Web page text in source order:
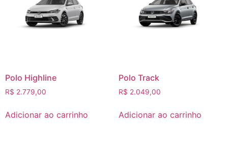
Polo Highline
R$ 2.779,00
Adicionar ao carrinho
Polo Track
R$ 2.049,00
Adicionar ao carrinho